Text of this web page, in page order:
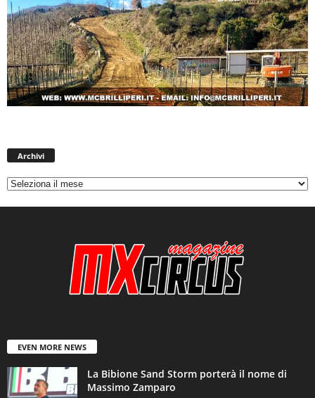
Archivi
EVEN MORE NEWS
La Bibione Sand Storm porterà il nome di
Massimo Zamparo